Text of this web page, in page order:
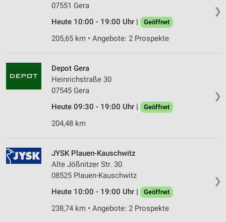
❯
07551 Gera
Heute 10:00 - 19:00 Uhr |
Geöffnet
205,65 km • Angebote: 2 Prospekte
❯
Depot Gera
Heinrichstraße 30
07545 Gera
Heute 09:30 - 19:00 Uhr |
Geöffnet
204,48 km
❯
JYSK Plauen-Kauschwitz
Alte Jößnitzer Str. 30
08525 Plauen-Kauschwitz
Heute 10:00 - 19:00 Uhr |
Geöffnet
238,74 km • Angebote: 2 Prospekte